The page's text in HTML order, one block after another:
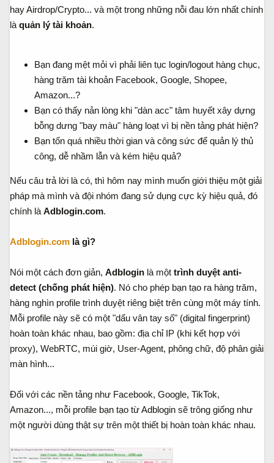
hay Airdrop/Crypto... và một trong những nỗi đau lớn nhất chính
là quản lý tài khoản.
Bạn đang mệt mỏi vì phải liên tục login/logout hàng chục,
hàng trăm tài khoản Facebook, Google, Shopee,
Amazon...?
Bạn có thấy nản lòng khi "dàn acc" tâm huyết xây dựng
bỗng dưng "bay màu" hàng loạt vì bị nền tảng phát hiện?
Bạn tốn quá nhiều thời gian và công sức để quản lý thủ
công, dễ nhầm lẫn và kém hiệu quả?
Nếu câu trả lời là có, thì hôm nay mình muốn giới thiệu một giải
pháp mà mình và đội nhóm đang sử dụng cực kỳ hiệu quả, đó
chính là Adblogin.com.
Adblogin.com là gì?
Nói một cách đơn giản, Adblogin là một trình duyệt anti-
detect (chống phát hiện). Nó cho phép bạn tạo ra hàng trăm,
hàng nghìn profile trình duyệt riêng biệt trên cùng một máy tính.
Mỗi profile này sẽ có một "dấu vân tay số" (digital fingerprint)
hoàn toàn khác nhau, bao gồm: địa chỉ IP (khi kết hợp với
proxy), WebRTC, múi giờ, User-Agent, phông chữ, độ phân giải
màn hình...
Đối với các nền tảng như Facebook, Google, TikTok,
Amazon..., mỗi profile bạn tạo từ Adblogin sẽ trông giống như
một người dùng thật sự trên một thiết bị hoàn toàn khác nhau.